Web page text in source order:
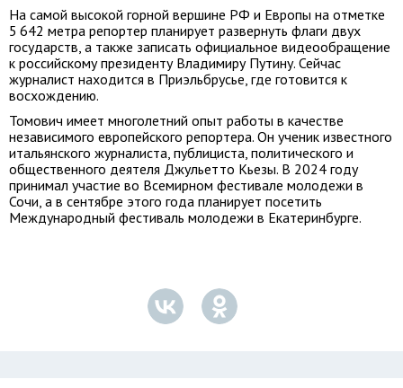
На самой высокой горной вершине РФ и Европы на отметке
5 642 метра репортер планирует развернуть флаги двух
государств, а также записать официальное видеообращение
к российскому президенту Владимиру Путину. Сейчас
журналист находится в Приэльбрусье, где готовится к
восхождению.
Томович имеет многолетний опыт работы в качестве
независимого европейского репортера. Он ученик известного
итальянского журналиста, публициста, политического и
общественного деятеля Джульетто Кьезы. В 2024 году
принимал участие во Всемирном фестивале молодежи в
Сочи, а в сентябре этого года планирует посетить
Международный фестиваль молодежи в Екатеринбурге.